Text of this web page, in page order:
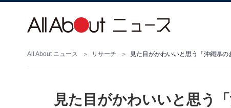
All About ニュース リサーチ
見た目がかわいいと思う